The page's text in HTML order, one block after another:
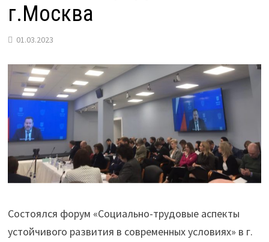
г.Москва
01.03.2023
Состоялся форум «Социально-трудовые аспекты
устойчивого развития в современных условиях» в г.